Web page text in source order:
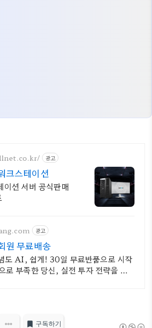
광고
스테이션
션 서버 공식판매
광고
원 무료배송
도 AI, 쉽게! 30일 무료반품으로 시작
로 부족한 당신, 실전 투자 전략을 쿠
구독하기